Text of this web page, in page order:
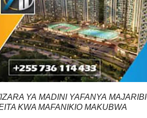
YA MADINI YAFANYA
KWA MAFANIKIO MAKUBWA